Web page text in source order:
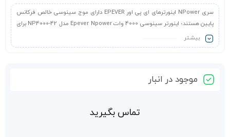
سری NPower اینورترهای ای پی اور EPEVER دارای موج سینوسی خالص فرکانس
پایین هستند؛ اینورتر سینوسی 4000 وات Epever Npower مدل NP4000-42 برای
سیستمی که به قابلیت اطمینان بالایی نیاز دارد، مناسب است.
بیشـتر
موجود در انبار
تماس بگیرید